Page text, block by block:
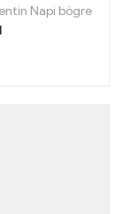
Napi bögre